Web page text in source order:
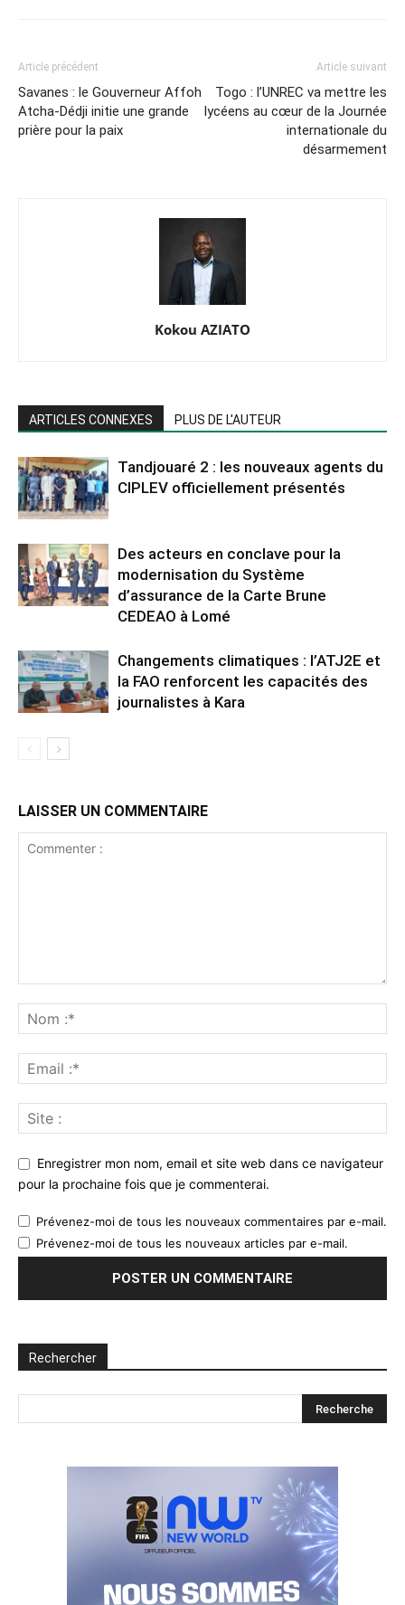
Article précédent
Savanes : le Gouverneur Affoh
Atcha-Dédji initie une grande
prière pour la paix
Article suivant
Togo : l’UNREC va mettre les
lycéens au cœur de la Journée
internationale du
désarmement
Kokou AZIATO
ARTICLES CONNEXES PLUS DE L'AUTEUR
Tandjouaré 2 : les nouveaux agents du
CIPLEV officiellement présentés
Des acteurs en conclave pour la
modernisation du Système
d’assurance de la Carte Brune
CEDEAO à Lomé
Changements climatiques : l’ATJ2E et
la FAO renforcent les capacités des
journalistes à Kara
LAISSER UN COMMENTAIRE
Enregistrer mon nom, email et site web dans ce navigateur
pour la prochaine fois que je commenterai.
Prévenez-moi de tous les nouveaux commentaires par e-mail.
Prévenez-moi de tous les nouveaux articles par e-mail.
Rechercher